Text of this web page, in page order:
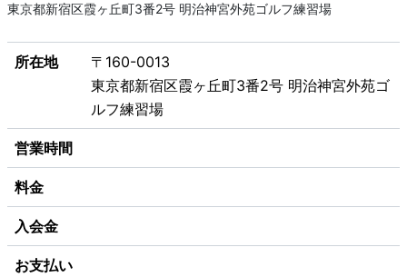
東京都新宿区霞ヶ丘町3番2号 明治神宮外苑ゴルフ練習場
所在地
〒160-0013
東京都新宿区霞ヶ丘町3番2号 明治神宮外苑ゴ
ルフ練習場
営業時間
料金
入会金
お支払い